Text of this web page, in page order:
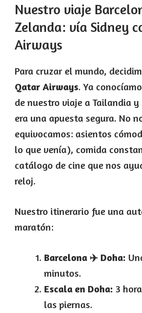
Nuestro viaje
Zelanda: vía Sidney
Airways
Para cruzar el mundo,
Qatar Airways. Ya
de nuestro viaje a Tailandia y
era una apuesta segura. No
equivocamos: asientos
lo que venía), comida
catálogo de cine que nos
reloj.
Nuestro itinerario fue una
maratón:
Barcelona ✈️ Doha:
minutos.
Escala en Doha: 3
las piernas.